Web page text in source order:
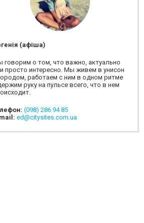
(афіша)
говорим о том, что важно, актуально
просто интересно. Мы живем в унисон
работаем с ним в одном ритме
руку на пульсе всего, что в нем
(098) 286 94 85
ed@citysites.com.ua